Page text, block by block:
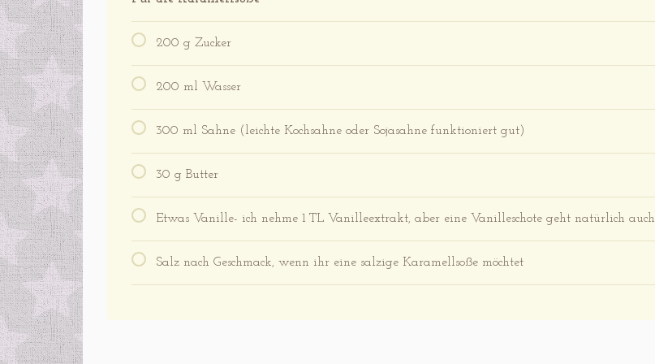
200 g Zucker
200 ml Wasser
300 ml Sahne (leichte Kochsahne oder Sojasahne funktioniert gut)
30 g Butter
Etwas Vanille- ich nehme 1 TL Vanilleextrakt, aber eine Vanilleschote geht natürlich auch
Salz nach Geschmack, wenn ihr eine salzige Karamellsoße möchtet